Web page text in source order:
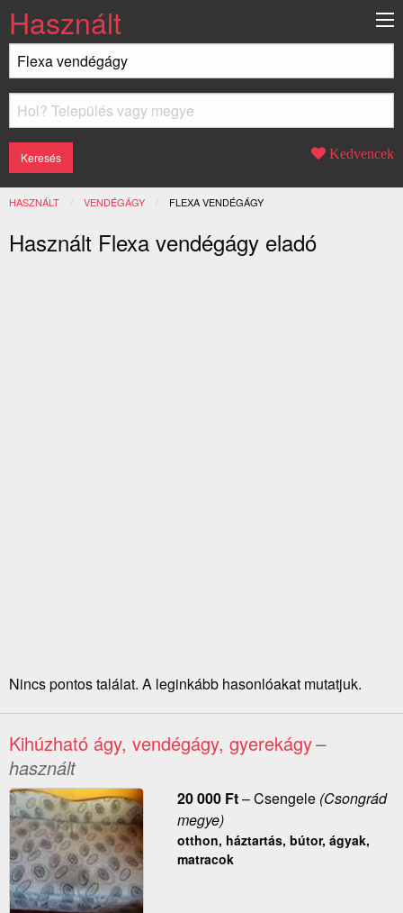
Használt
Kedvencek
HASZNÁLT VENDÉGÁGY JELENLEGI:
FLEXA VENDÉGÁGY
Használt Flexa vendégágy eladó
Nincs pontos találat. A leginkább hasonlóakat mutatjuk.
Kihúzható ágy, vendégágy, gyerekágy–
használt
20 000 Ft–Csengele(Csongrád
megye)
otthon, háztartás, bútor, ágyak,
matracok